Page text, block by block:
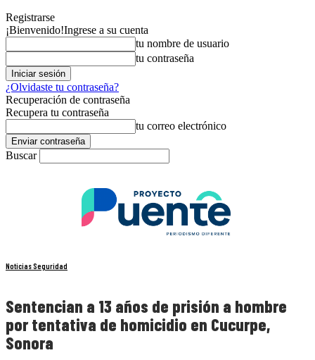
Registrarse
¡Bienvenido!Ingrese a su cuenta
tu nombre de usuario
tu contraseña
¿Olvidaste tu contraseña?
Recuperación de contraseña
Recupera tu contraseña
tu correo electrónico
Buscar
Noticias Seguridad
Sentencian a 13 años de prisión a hombre
por tentativa de homicidio en Cucurpe,
Sonora